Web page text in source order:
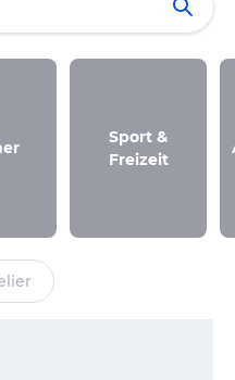
Sport &
Freizeit